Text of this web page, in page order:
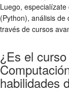
Luego,
(Python), análisis de
través de cursos
¿Es el
habilidades